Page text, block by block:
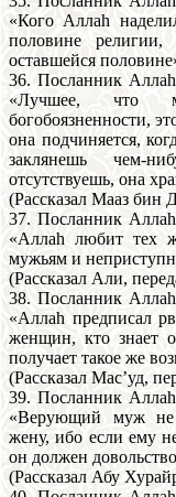
«Кого Аллаh
половине
оставшейся
36. Посланник
«Лучшее, что
богобоязненности,
она подчиняется,
заклянешь чем-
отсутствуешь, она
(Рассказал Мааз бин
37. Посланник
«Аллаh любит тех
мужьям и
(Рассказал Али,
38. Посланник
«Аллаh предписал
женщин, кто знает о
получает такое же
(Pассказал Мас’уд,
39. Посланник
«Верующий муж нe
жену, ибо если ему
он должен
(Рассказал Абу